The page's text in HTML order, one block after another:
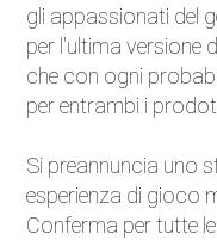
Moto
Trasporti e strade
Videogiochi
gli appassionati del
per l'ultima versione
che con ogni
per entrambi i
Si preannuncia uno
esperienza di gioco
Conferma per tutte